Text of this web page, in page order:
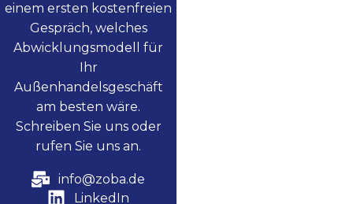
einem ersten kostenfreien
Gespräch, welches
Abwicklungsmodell für
Ihr
Außenhandelsgeschäft
am besten wäre.
Schreiben Sie uns oder
rufen Sie uns an.
info@zoba.de
LinkedIn